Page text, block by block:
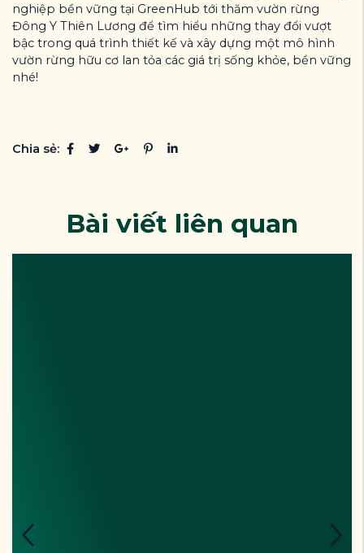
nghiệp bền vững tại GreenHub tới thăm vườn rừng
Đông Y Thiên Lương để tìm hiểu những thay đổi vượt
bậc trong quá trình thiết kế và xây dựng một mô hình
vườn rừng hữu cơ lan tỏa các giá trị sống khỏe, bền vững
nhé!
Chia sẻ:
Bài viết liên quan